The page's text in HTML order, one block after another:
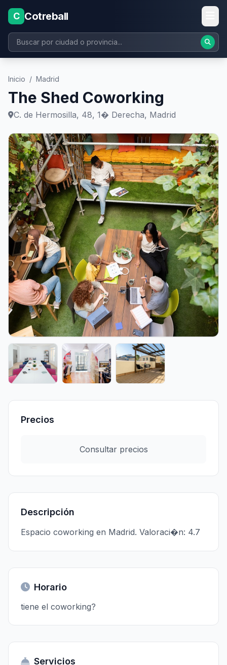
C Cotreball
Inicio / Madrid
The Shed Coworking
C. de Hermosilla, 48, 1� Derecha, Madrid
Precios
Consultar precios
Descripción
Espacio coworking en Madrid. Valoraci�n: 4.7
Horario
tiene el coworking?
Servicios